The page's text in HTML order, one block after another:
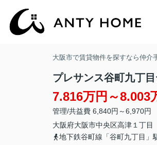
大阪市で賃貸物件を探すなら仲介
プレサンス谷町九丁
7.816万円～8.003
管理/共益費 6,840円～6,970円
大阪府大阪市中央区高津 １丁目
地下鉄谷町線「谷町九丁目」